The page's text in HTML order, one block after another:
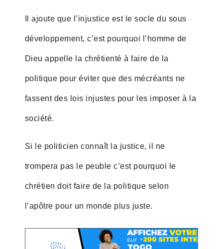
Il ajoute que l’injustice est le socle du sous
développement, c’est pourquoi l’homme de
Dieu appelle la chrétienté à faire de la
politique pour éviter que des mécréants ne
fassent des lois injustes pour les imposer à la
société.
Si le politicien connaît la justice, il ne
trompera pas le peuble c’est pourquoi le
chrétien doit faire de la politique selon
l’apôtre pour un monde plus juste.